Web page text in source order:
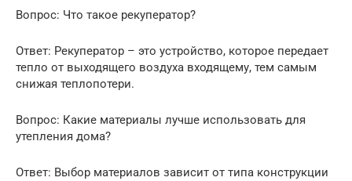
Вопрос: Что такое рекуператор?
Ответ: Рекуператор – это устройство, которое передает
тепло от выходящего воздуха входящему, тем самым
снижая теплопотери.
Вопрос: Какие материалы лучше использовать для
утепления дома?
Ответ: Выбор материалов зависит от типа конструкции